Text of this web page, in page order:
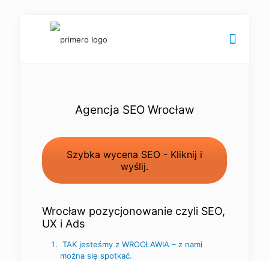
Agencja SEO Wrocław
Szybka wycena SEO - Kliknij i
wyślij.
Wrocław pozycjonowanie czyli SEO,
UX i Ads
TAK jesteśmy z WROCŁAWIA – z nami
można się spotkać.